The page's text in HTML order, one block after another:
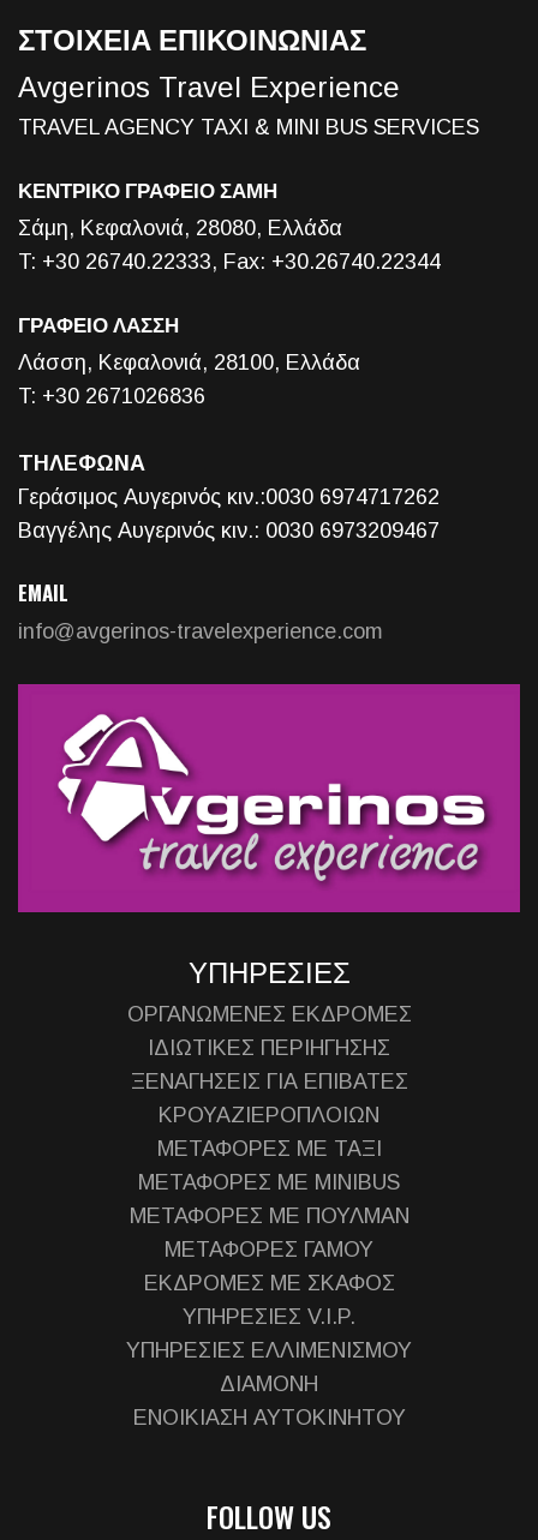
ΣΤΟΙΧΕΙΑ ΕΠΙΚΟΙΝΩΝΙΑΣ
Avgerinos Travel Experience
TRAVEL AGENCY TAXI & MINI BUS SERVICES
ΚΕΝΤΡΙΚΟ ΓΡΑΦΕΙΟ ΣΑΜΗ
Σάμη, Κεφαλονιά, 28080, Ελλάδα
T: +30 26740.22333, Fax: +30.26740.22344
ΓΡΑΦΕΙΟ ΛΑΣΣΗ
Λάσση, Κεφαλονιά, 28100, Ελλάδα
T: +30 2671026836
ΤΗΛΕΦΩΝΑ
Γεράσιμος Αυγερινός κιν.:0030 6974717262
Βαγγέλης Αυγερινός κιν.: 0030 6973209467
EMAIL
info@avgerinos-travelexperience.com
ΥΠΗΡΕΣΙΕΣ
ΟΡΓΑΝΩΜΕΝΕΣ ΕΚΔΡΟΜΕΣ
ΙΔΙΩΤΙΚΕΣ ΠΕΡΙΗΓΗΣΗΣ
ΞΕΝΑΓΗΣΕΙΣ ΓΙΑ ΕΠΙΒΑΤΕΣ
ΚΡΟΥΑΖΙΕΡΟΠΛΟΙΩΝ
ΜΕΤΑΦΟΡΕΣ ΜΕ ΤΑΞΙ
ΜΕΤΑΦΟΡΕΣ ΜΕ MINIBUS
ΜΕΤΑΦΟΡΕΣ ΜΕ ΠΟΥΛΜΑΝ
ΜΕΤΑΦΟΡΕΣ ΓΑΜΟΥ
ΕΚΔΡΟΜΕΣ ΜΕ ΣΚΑΦΟΣ
ΥΠΗΡΕΣΙΕΣ V.I.P.
ΥΠΗΡΕΣΙΕΣ ΕΛΛΙΜΕΝΙΣΜΟΥ
ΔΙΑΜΟΝΗ
ΕΝΟΙΚΙΑΣΗ ΑΥΤΟΚΙΝΗΤΟΥ
FOLLOW US